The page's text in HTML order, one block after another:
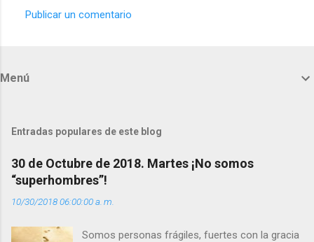
t
r
i
o
s
Publicar un comentario
Menú
Entradas populares de este blog
30 de Octubre de 2018. Martes ¡No somos
“superhombres”!
10/30/2018 06:00:00 a. m.
Somos personas frágiles, fuertes con la gracia